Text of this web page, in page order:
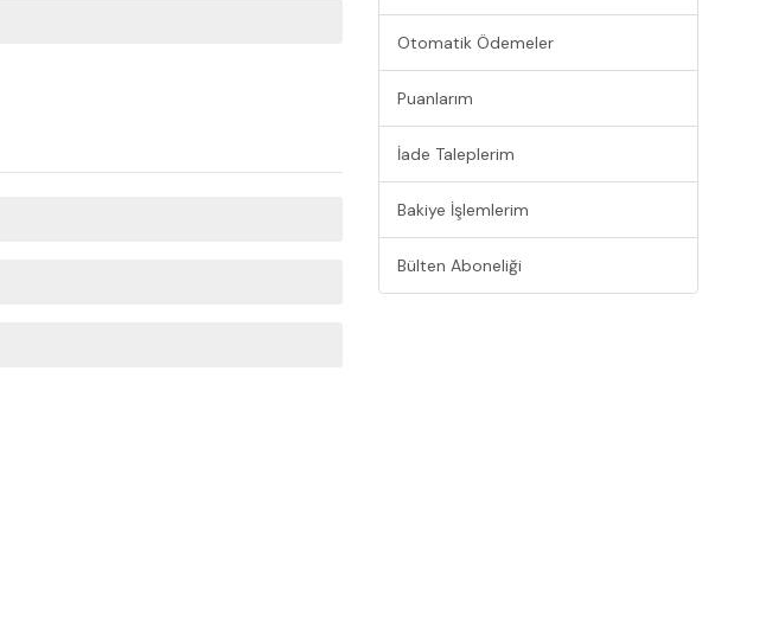
Otomatik Ödemeler
Puanlarım
İade Taleplerim
Bakiye İşlemlerim
Bülten Aboneliği